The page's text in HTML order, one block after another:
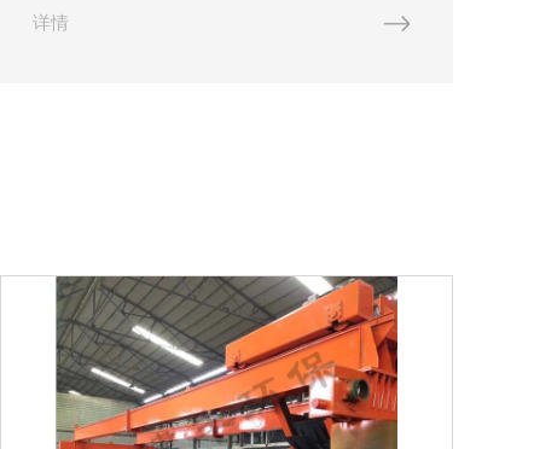
详情